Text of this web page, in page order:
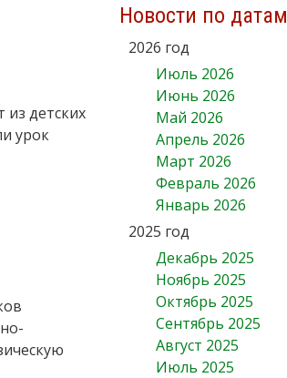
из детских
урок
Новости по датам
2026 год
Июль 2026
Июнь 2026
Май 2026
Апрель 2026
Март 2026
Февраль 2026
Январь 2026
2025 год
Декабрь 2025
Ноябрь 2025
Октябрь 2025
Сентябрь 2025
Август 2025
Июль 2025